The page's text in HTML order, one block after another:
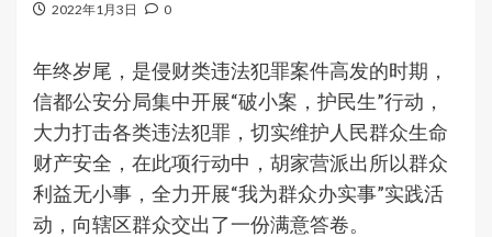
2022年1月3日 0
年终岁尾，是侵财类违法犯罪案件高发的时期，
信都公安分局集中开展“破小案，护民生”行动，
大力打击各类违法犯罪，切实维护人民群众生命
财产安全，在此项行动中，胡家营派出所以群众
利益无小事，全力开展“我为群众办实事”实践活
动，向辖区群众交出了一份满意答卷。